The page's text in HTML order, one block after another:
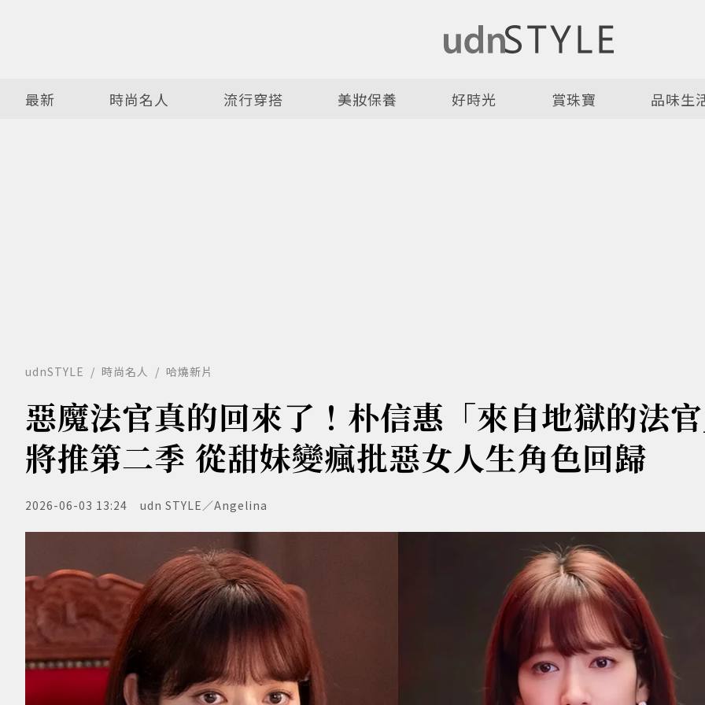
最新 時尚名人 流行穿搭 美妝保養 好時光 賞珠寶 品味生
udnSTYLE 時尚名人 哈燒新片
惡魔法官真的回來了！朴信惠「來自地獄的法
將推第二季 從甜妹變瘋批惡女人生角色回歸
2026-06-03 13:24 udn STYLE／Angelina